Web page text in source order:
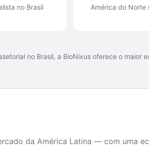
no Brasil
América do Norte
no Brasil, a BioNixus oferece o maior
da América Latina — com uma